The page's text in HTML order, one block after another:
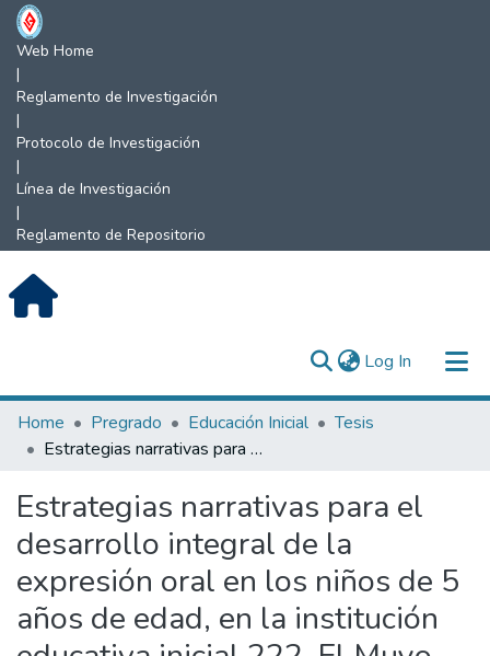
Web Home
|
Reglamento de Investigación
|
Protocolo de Investigación
|
Línea de Investigación
|
Reglamento de Repositorio
Log In (current)
Communities & Collections
All of DSpace
Statistics
Home Pregrado Educación Inicial
Tesis
Estrategias narrativas para el desarrollo integral de la expresión oral en los niños de 5 años de edad, en la institución educativa inicial 222, El Muyo, Aramango, Bagua-Amazonas, 2022.
Estrategias narrativas para el
desarrollo integral de la
expresión oral en los niños de 5
años de edad, en la institución